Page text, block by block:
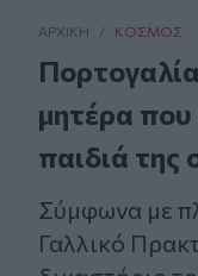
ΑΡΧΙΚΗ / ΚΌΣΜΟΣ
μητέρα που
παιδιά της
Σύμφωνα με
Γαλλικό